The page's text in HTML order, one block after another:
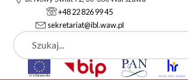
+48 22 826 99 45
sekretariat@ibl.waw.pl
Szukaj